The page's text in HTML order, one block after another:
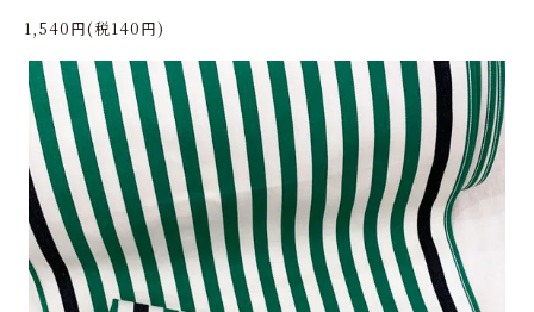
プライバシーポリシー
特定商取引に基づく表記
お問い合わせ
1,540円(税140円)